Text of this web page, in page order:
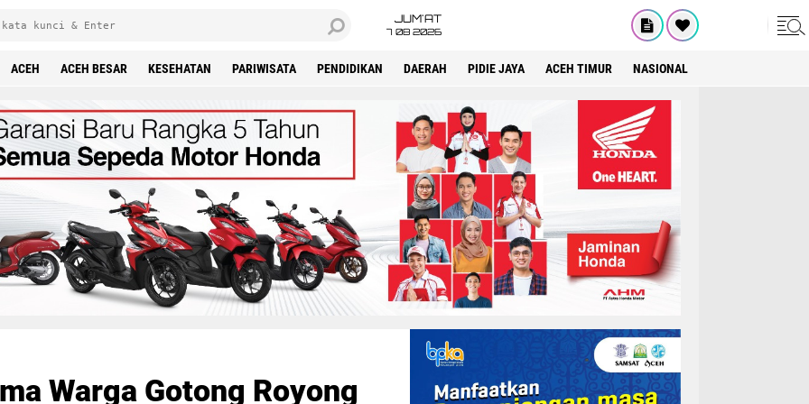
JUM'AT
7 08 2026
ACEH ACEH BESAR KESEHATAN PARIWISATA PENDIDIKAN DAERAH PIDIE JAYA ACEH TIMUR NASIONAL
Warga Gotong Royong